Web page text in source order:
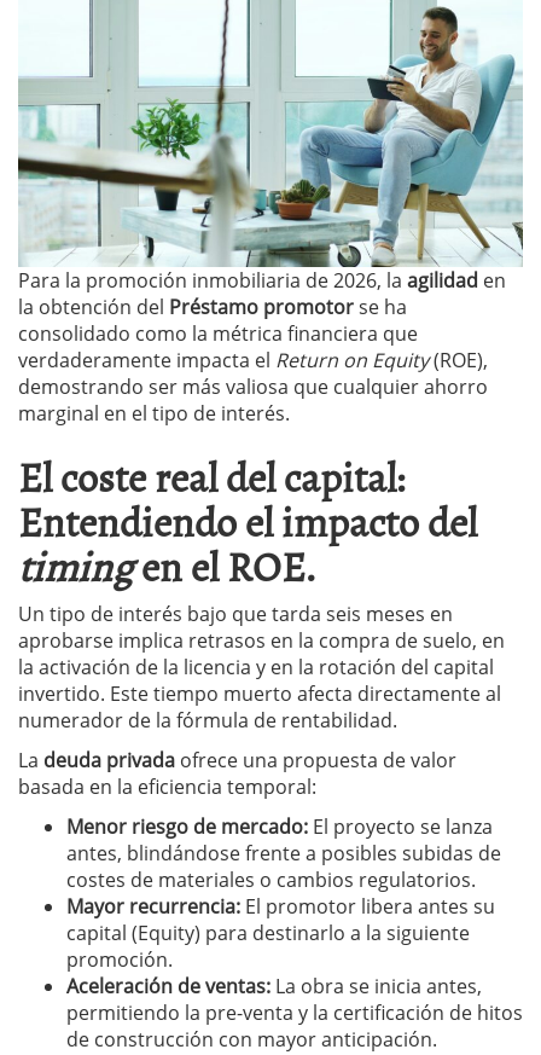
Para la promoción inmobiliaria de 2026, la agilidad en
la obtención del Préstamo promotorse ha
consolidado como la métrica financiera que
verdaderamente impacta el Return on Equity(ROE),
demostrando ser más valiosa que cualquier ahorro
marginal en el tipo de interés.
El coste real del capital:
Entendiendo el impacto del
timingen el ROE.
Un tipo de interés bajo que tarda seis meses en
aprobarse implica retrasos en la compra de suelo, en
la activación de la licencia y en la rotación del capital
invertido. Este tiempo muerto afecta directamente al
numerador de la fórmula de rentabilidad.
La deuda privada ofrece una propuesta de valor
basada en la eficiencia temporal:
Menor riesgo de mercado: El proyecto se lanza
antes, blindándose frente a posibles subidas de
costes de materiales o cambios regulatorios.
Mayor recurrencia: El promotor libera antes su
capital (Equity) para destinarlo a la siguiente
promoción.
Aceleración de ventas: La obra se inicia antes,
permitiendo la pre-venta y la certificación de hitos
de construcción con mayor anticipación.